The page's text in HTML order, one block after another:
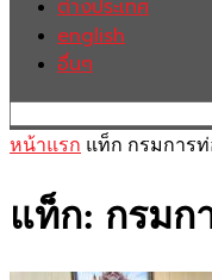
ต่างประเทศ
english
อื่นๆ
หน้าแรก แท็ก กรมการท่
แท็ก: กรมก